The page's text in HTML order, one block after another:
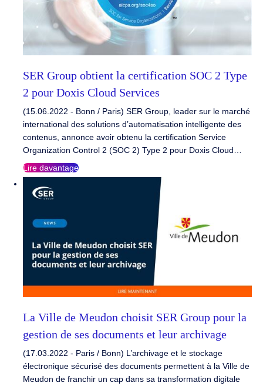
SER Group obtient la certification SOC 2 Type
2 pour Doxis Cloud Services
(15.06.2022 - Bonn / Paris) SER Group, leader sur le marché
international des solutions d’automatisation intelligente des
contenus, annonce avoir obtenu la certification Service
Organization Control 2 (SOC 2) Type 2 pour Doxis Cloud…
Lire davantage
La Ville de Meudon choisit SER Group pour la
gestion de ses documents et leur archivage
(17.03.2022 - Paris / Bonn) L’archivage et le stockage
électronique sécurisé des documents permettent à la Ville de
Meudon de franchir un cap dans sa transformation digitale